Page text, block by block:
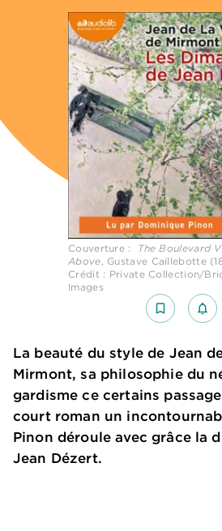
Couverture :
The Boulevard
Above, Gustave Caillebotte
Crédit : Private Collection/
Images
bookmark_border
La beauté du style de Jean
Mirmont, sa philosophie du
gardisme ce certains
court roman un
Pinon déroule avec grâce la
Jean Dézert.